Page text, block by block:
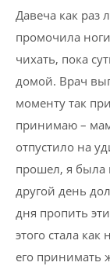
Давеча как раз
промочила
чихать, пока
домой. Врач
моменту так
принимаю –
отпустило на
прошел, я была
другой день
дня пропить
этого стала
его принимать